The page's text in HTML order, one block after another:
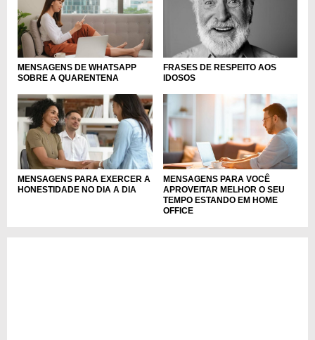
MENSAGENS DE WHATSAPP
SOBRE A QUARENTENA
FRASES DE RESPEITO AOS
IDOSOS
MENSAGENS PARA EXERCER A
HONESTIDADE NO DIA A DIA
MENSAGENS PARA VOCÊ
APROVEITAR MELHOR O SEU
TEMPO ESTANDO EM HOME
OFFICE